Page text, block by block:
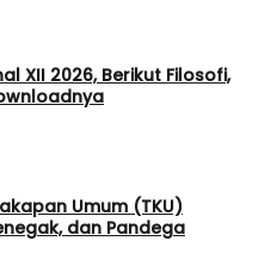
XII 2026, Berikut Filosofi,
Umum (TKU)
dan Pandega